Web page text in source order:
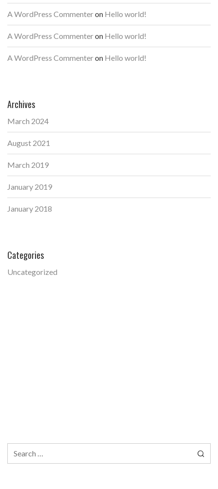
A WordPress Commenteron Hello world!
A WordPress Commenteron Hello world!
A WordPress Commenteron Hello world!
Archives
March 2024
August 2021
March 2019
January 2019
January 2018
Categories
Uncategorized